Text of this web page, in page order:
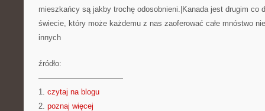
mieszkańcy są jakby trochę odosobnieni.|Kanada jest drugim co
świecie, który może każdemu z nas zaoferować całe mnóstwo
innych
źródło:
———————————
1. czytaj na blogu
2. poznaj więcej